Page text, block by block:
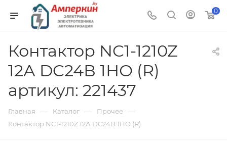
0
Контактор NC1-1210Z
12А DC24В 1НО (R)
артикул: 221437
Главная — Каталог — Прочее —
Контактор NC1-1210Z 12А DC24В 1НО (R)